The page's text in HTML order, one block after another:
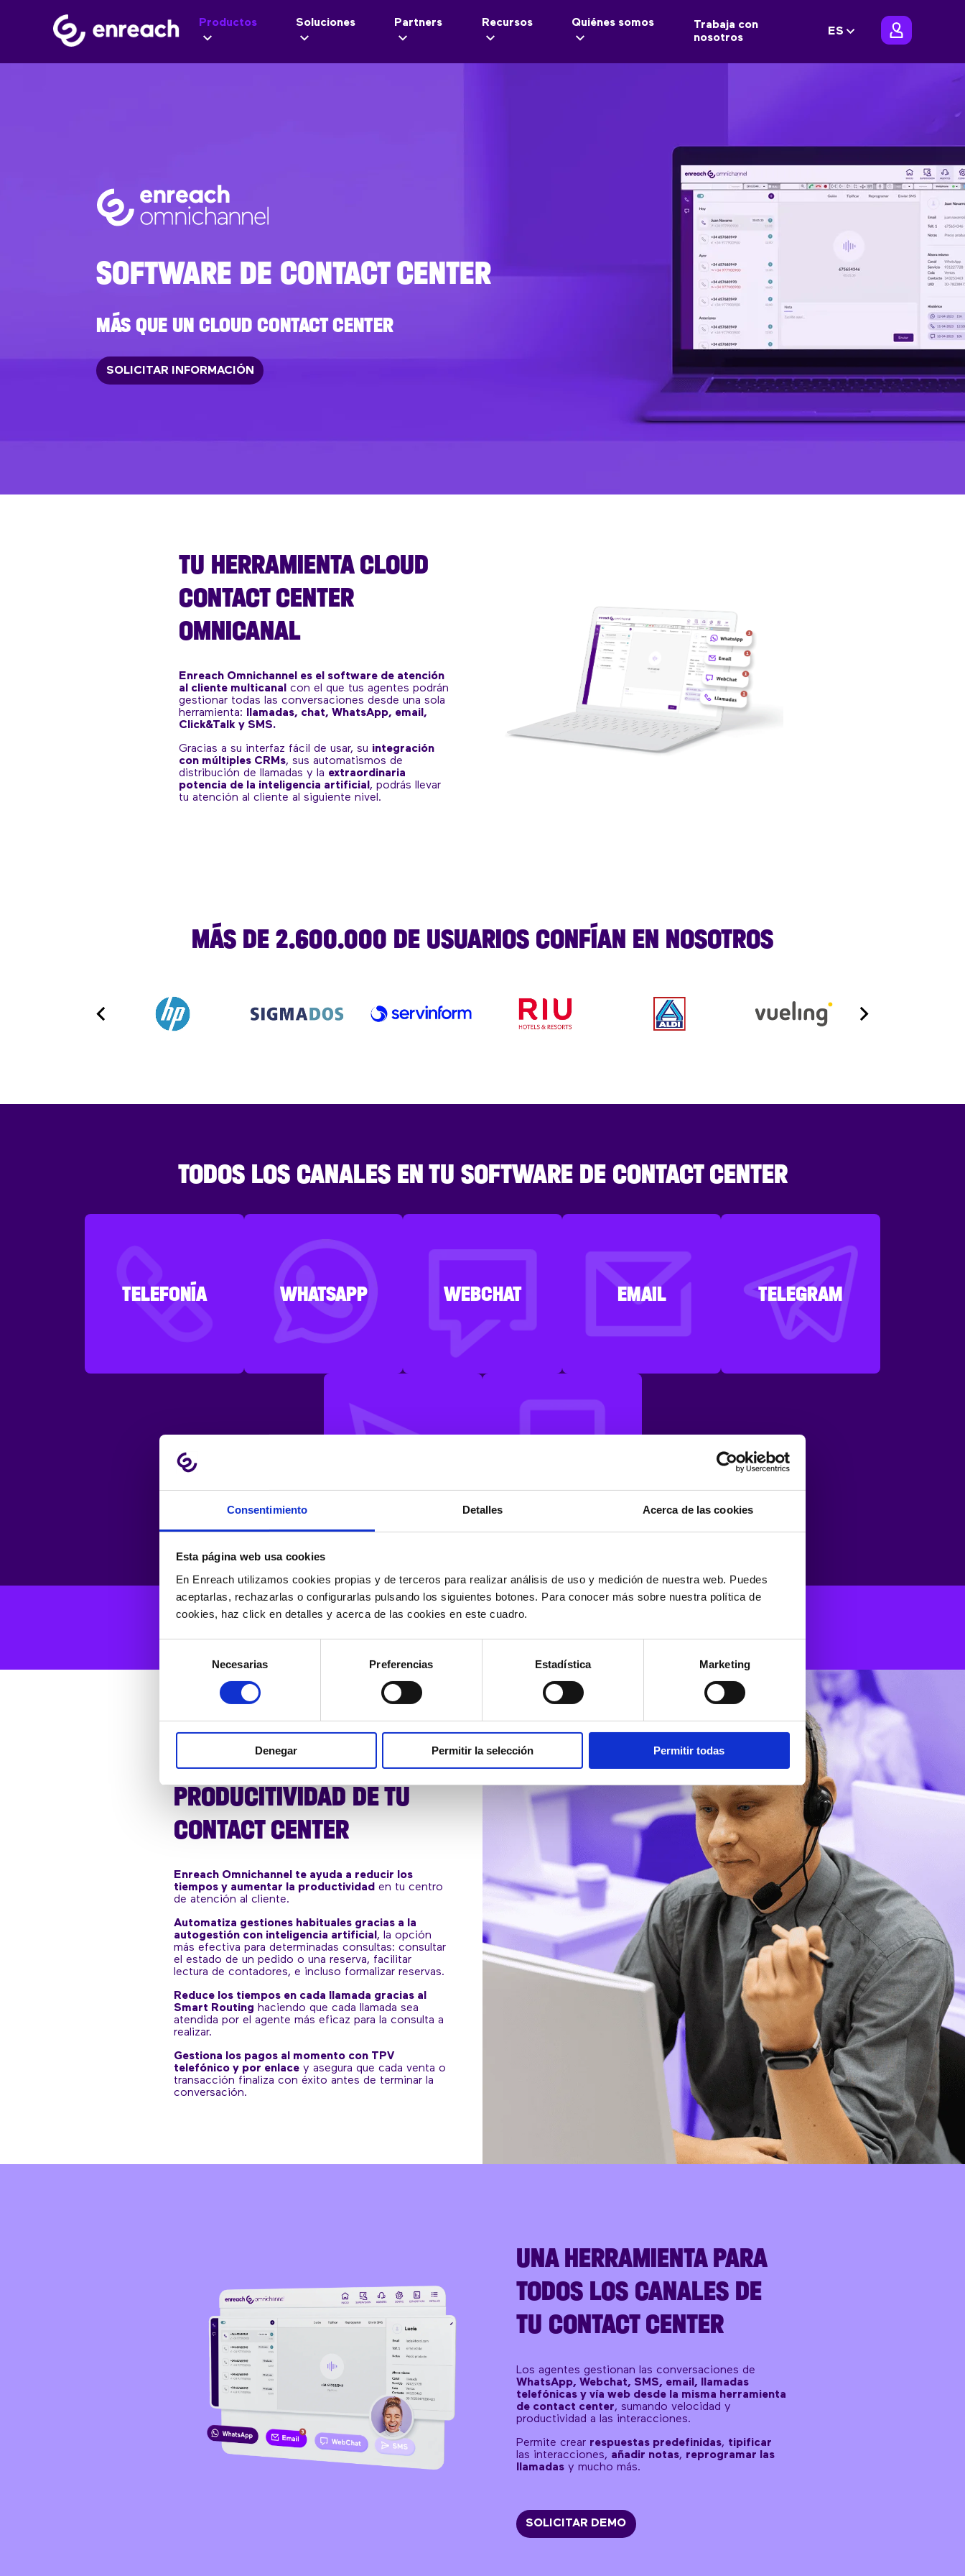
Consentimiento Detalles Acerca de las cookies
Esta página web usa cookies
En Enreach utilizamos cookies propias y de terceros para realizar análisis de uso y medición de nuestra web. Puedes
aceptarlas, rechazarlas o configurarlas pulsando los siguientes botones. Para conocer más sobre nuestra política de
cookies, haz click en detalles y acerca de las cookies en este cuadro.
consentimiento
Necesarias Preferencias Estadística Marketing
Denegar Permitir la selección Permitir todas
Productos Soluciones Partners Recursos Quiénes somos
Trabaja con
nosotros
ES
SOFTWARE DE CONTACT CENTER
MÁS QUE UN CLOUD CONTACT CENTER
SOLICITAR INFORMACIÓN
TU HERRAMIENTA CLOUD
CONTACT CENTER
OMNICANAL
Enreach Omnichannel es el software de atención
al cliente multicanalcon el que tus agentes podrán
gestionar todas las conversaciones desde una sola
herramienta: llamadas, chat, WhatsApp, email,
Click&Talk y SMS.
Gracias a su interfaz fácil de usar, su integración
con múltiples CRMs, sus automatismos de
distribución de llamadas y la extraordinaria
potencia de la inteligencia artificial, podrás llevar
tu atención al cliente al siguiente nivel.
MÁS DE 2.600.000 DE USUARIOS CONFÍAN EN NOSOTROS
TODOS LOS CANALES EN TU SOFTWARE DE CONTACT CENTER
TELEFONÍA WHATSAPP WEBCHAT EMAIL TELEGRAM
AUMENTA LA
PRODUCITIVIDAD DE TU
CONTACT CENTER
Enreach Omnichannel te ayuda a reducir los
tiempos y aumentar la productividaden tu centro
de atención al cliente.
Automatiza gestiones habituales gracias a la
autogestión con inteligencia artificial, la opción
más efectiva para determinadas consultas: consultar
el estado de un pedido o una reserva, facilitar
lectura de contadores, e incluso formalizar reservas.
Reduce los tiempos en cada llamada gracias al
Smart Routing haciendo que cada llamada sea
atendida por el agente más eficaz para la consulta a
realizar.
Gestiona los pagos al momento con TPV
telefónico y por enlacey asegura que cada venta o
transacción finaliza con éxito antes de terminar la
conversación.
UNA HERRAMIENTA PARA
TODOS LOS CANALES DE
TU CONTACT CENTER
Los agentes gestionan las conversaciones de
WhatsApp, Webchat, SMS, email, llamadas
telefónicas y vía web desde la misma herramienta
de contact center, sumando velocidad y
productividad a las interacciones.
Permite crear respuestas predefinidas, tipificar
las interacciones, añadir notas, reprogramar las
llamadas y mucho más.
SOLICITAR DEMO